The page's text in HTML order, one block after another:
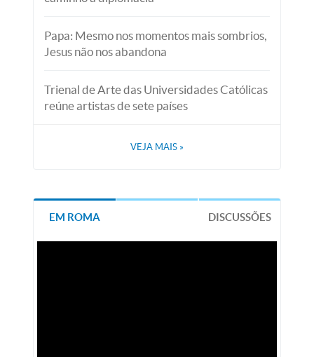
Papa: Mesmo nos momentos mais sombrios,
Jesus não nos abandona
Trienal de Arte das Universidades Católicas
reúne artistas de sete países
VEJA MAIS »
EM ROMA DISCUSSÕES